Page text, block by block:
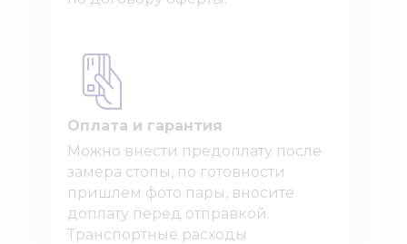
Оплата и гарантия
Можно внести предоплату после
замера стопы, по готовности
пришлем фото пары, вносите
доплату перед отправкой.
Транспортные расходы